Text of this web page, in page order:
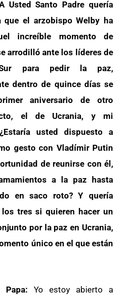
Usted Santo Padre quería
que el arzobispo Welby ha
increíble momento de
arrodilló ante los líderes de
para pedir la paz,
dentro de quince días se
aniversario de otro
el de Ucrania, y mi
usted dispuesto a
gesto con Vladímir Putin
de reunirse con él,
a la paz hasta
en saco roto? Y quería
tres si quieren hacer un
por la paz en Ucrania,
único en el que están
Papa: Yo estoy abierto a